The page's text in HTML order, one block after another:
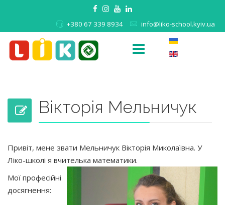
+380 67 339 8934 info@liko-school.kyiv.ua
Вікторія Мельничук
Привіт, мене звати Мельничук Вікторія Миколаївна. У
Ліко-школі я вчителька математики.
Мої професійні
досягнення: